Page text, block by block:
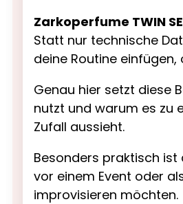
Zarkoperfume TWIN
Statt nur technische
deine Routine
Genau hier setzt diese
nutzt und warum es zu
Zufall aussieht.
Besonders praktisch
vor einem Event oder
improvisieren möchten.